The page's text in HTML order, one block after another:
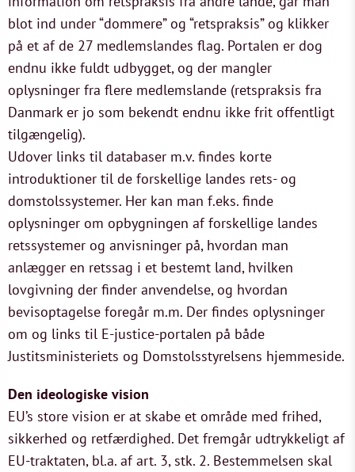
blot ind under “dommere” og “retspraksis” og klikker
på et af de 27 medlemslandes flag. Portalen er dog
endnu ikke fuldt udbygget, og der mangler
oplysninger fra flere medlemslande (retspraksis fra
Danmark er jo som bekendt endnu ikke frit offentligt
tilgængelig).
Udover links til databaser m.v. findes korte
introduktioner til de forskellige landes rets- og
domstolssystemer. Her kan man f.eks. finde
oplysninger om opbygningen af forskellige landes
retssystemer og anvisninger på, hvordan man
anlægger en retssag i et bestemt land, hvilken
lovgivning der finder anvendelse, og hvordan
bevisoptagelse foregår m.m. Der findes oplysninger
om og links til E-justice-portalen på både
Justitsministeriets og Domstolsstyrelsens hjemmeside.
Den ideologiske vision
EU’s store vision er at skabe et område med frihed,
sikkerhed og retfærdighed. Det fremgår udtrykkeligt af
EU-traktaten, bl.a. af art. 3, stk. 2. Bestemmelsen skal